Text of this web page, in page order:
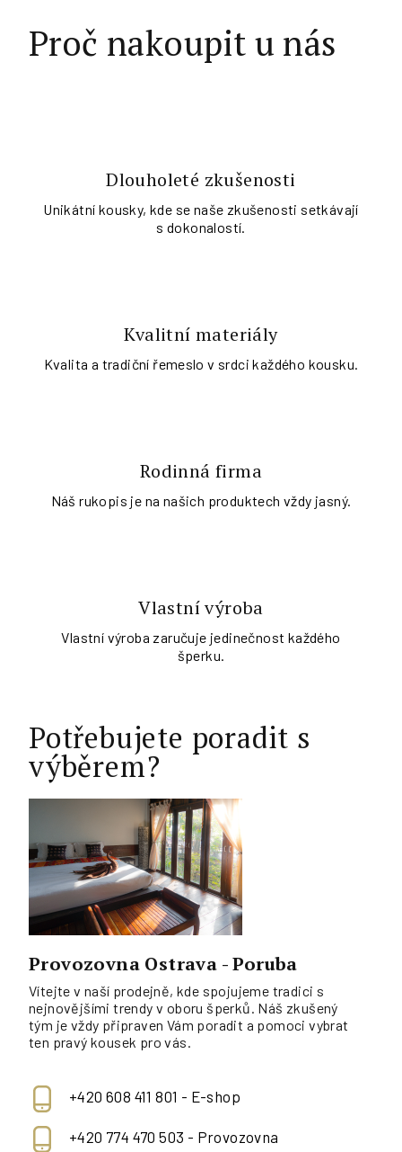
Proč nakoupit u nás
Dlouholeté zkušenosti
Unikátní kousky, kde se naše zkušenosti setkávají
s dokonalostí.
Kvalitní materiály
Kvalita a tradiční řemeslo v srdci každého kousku.
Rodinná firma
Náš rukopis je na našich produktech vždy jasný.
Vlastní výroba
Vlastní výroba zaručuje jedinečnost každého
šperku.
Potřebujete poradit s
výběrem?
Provozovna Ostrava - Poruba
Vítejte v naší prodejně, kde spojujeme tradici s
nejnovějšími trendy v oboru šperků. Náš zkušený
tým je vždy připraven Vám poradit a pomoci vybrat
ten pravý kousek pro vás.
+420 608 411 801 - E-shop
+420 774 470 503 - Provozovna